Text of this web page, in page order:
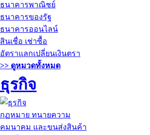
ธนาคารพาณิชย์
ธนาคารของรัฐ
ธนาคารออนไลน์
สินเชื่อ เช่าซื้อ
อัตราแลกเปลี่ยนเงินตรา
>> ดูหมวดทั้งหมด
ธุรกิจ
กฏหมาย ทนายความ
คมนาคม และขนส่งสินค้า